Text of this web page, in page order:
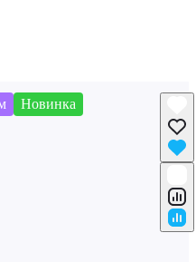
Новинка